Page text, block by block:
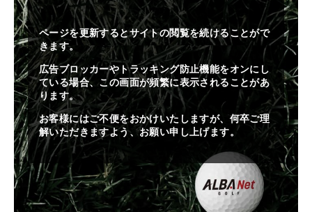
ページを更新するとサイトの閲覧を続けることがで
きます。
広告ブロッカーやトラッキング防止機能をオンにし
ている場合、この画面が頻繁に表示されることがあ
ります。
お客様にはご不便をおかけいたしますが、何卒ご理
解いただきますよう、お願い申し上げます。